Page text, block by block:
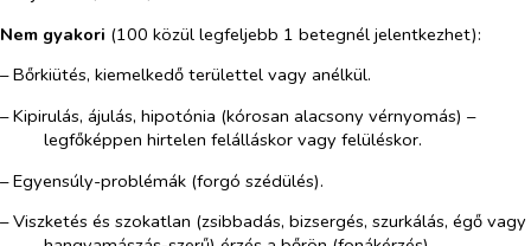
Nem gyakori (100 közül legfeljebb 1 betegnél jelentkezhet):
– Bőrkiütés, kiemelkedő területtel vagy anélkül.
– Kipirulás, ájulás, hipotónia (kórosan alacsony vérnyomás) –
legfőképpen hirtelen felálláskor vagy felüléskor.
– Egyensúly-problémák (forgó szédülés).
– Viszketés és szokatlan (zsibbadás, bizsergés, szurkálás, égő vagy